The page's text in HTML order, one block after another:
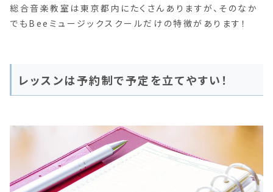
総合音楽教室は東京都内にたくさんありますが、そのなか
でもBeeミュージックスクールだけの特徴があります！
レッスンは予約制で予定を立てやすい！